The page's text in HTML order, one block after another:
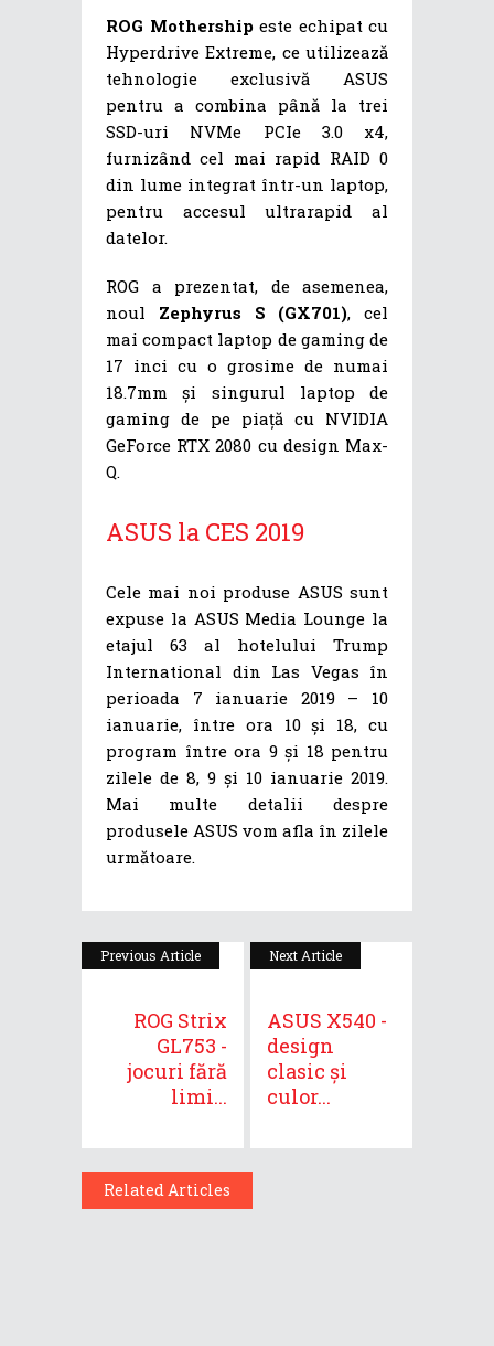
ROG Mothershipeste echipat cu
Hyperdrive Extreme, ce utilizează
tehnologie exclusivă ASUS
pentru a combina până la trei
SSD-uri NVMe PCIe 3.0 x4,
furnizând cel mai rapid RAID 0
din lume integrat într-un laptop,
pentru accesul ultrarapid al
datelor.
ROG a prezentat, de asemenea,
noul Zephyrus S (GX701), cel
mai compact laptop de gaming de
17 inci cu o grosime de numai
18.7mm și singurul laptop de
gaming de pe piață cu NVIDIA
GeForce RTX 2080 cu design Max-
Q.
ASUS la CES 2019
Cele mai noi produse ASUS sunt
expuse la ASUS Media Lounge la
etajul 63 al hotelului Trump
International din Las Vegas în
perioada 7 ianuarie 2019 – 10
ianuarie, între ora 10 și 18, cu
program între ora 9 și 18 pentru
zilele de 8, 9 și 10 ianuarie 2019.
Mai multe detalii despre
produsele ASUS vom afla în zilele
următoare.
Previous Article
ROG Strix
GL753 -
jocuri fără
limi...
Next Article
ASUS X540 -
design
clasic și
culor...
Related Articles